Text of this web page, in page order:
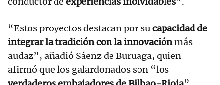
“Estos proyectos destacan por sucapacidad de
integrar la tradición con la innovaciónmás
audaz”, añadió Sáenz de Buruaga, quien
afirmó que los galardonados son “los